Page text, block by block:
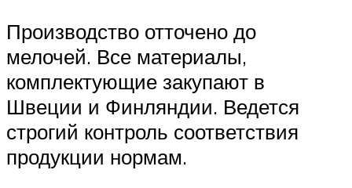
Производство отточено до
мелочей. Все материалы,
комплектующие закупают в
Швеции и Финляндии. Ведется
строгий контроль соответствия
продукции нормам.